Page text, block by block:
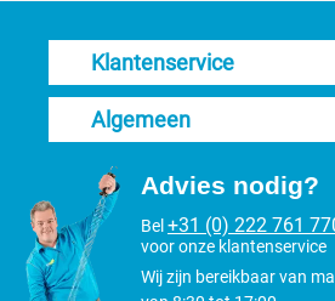
10 redenen waarom je
Econom CL GT806 2
Macrovet zou kopen
Macrovet is al ruim 50 jaar de
scheermachines en
Eerlijke en scherpe prijzen, geen
Een eigen technische dienst voor
Alle onderdelen van de door ons
Klantenservice
Algemeen
Advies nodig?
Bel +31 (0) 222 761
voor onze klantenservice
Wij zijn bereikbaar van